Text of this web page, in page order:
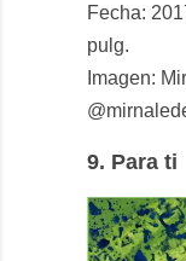
Fecha:
pulg.
Imagen:
9. Para ti